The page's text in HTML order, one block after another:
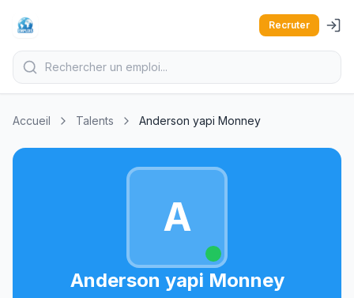
Recruter
Accueil Talents Anderson yapi Monney
A
Anderson yapi Monney